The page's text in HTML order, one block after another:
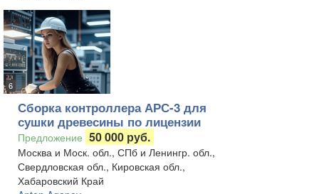
6
Сборка контроллера АРС-3 для
сушки древесины по лицензии
Предложение 50 000 руб.
Москва и Моск. обл., СПб и Ленингр. обл.,
Свердловская обл., Кировская обл.,
Хабаровский Край